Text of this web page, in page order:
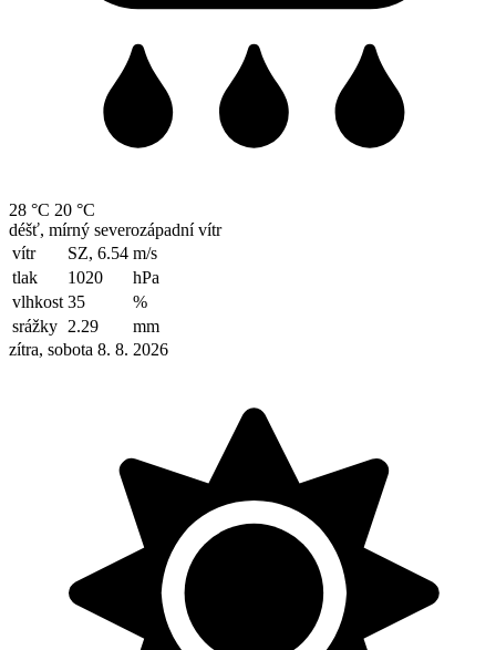
28 °C 20 °C
déšť, mírný severozápadní vítr
vítr
SZ, 6.54 m/s
tlak
1020
hPa
vlhkost 35
%
srážky 2.29
mm
zítra, sobota 8. 8. 2026